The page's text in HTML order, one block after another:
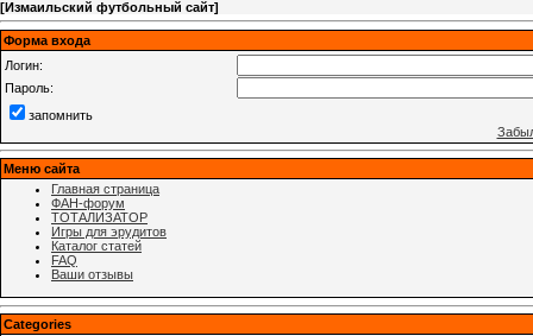
[Измаильский футбольный сайт]
Форма входа
Логин:
Пароль:
запомнить
Меню сайта
Главная страница
ФАН-форум
ТОТАЛИЗАТОР
Игры для эрудитов
Каталог статей
FAQ
Ваши отзывы
Categories